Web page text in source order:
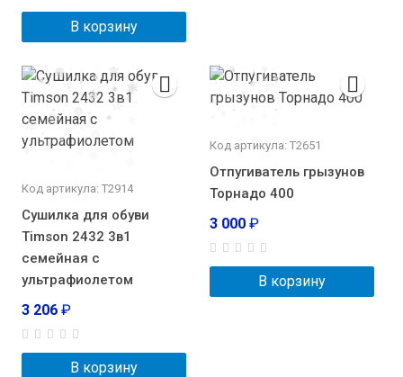
В корзину
Код артикула: Т2914
Сушилка для обуви
Timson 2432 3в1
семейная с
ультрафиолетом
3 206 ₽
В корзину
Код артикула: Т2651
Отпугиватель грызунов
Торнадо 400
3 000 ₽
В корзину